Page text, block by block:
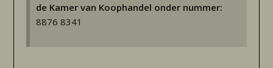
de Kamer van Koophandel onder nummer:
8876 8341